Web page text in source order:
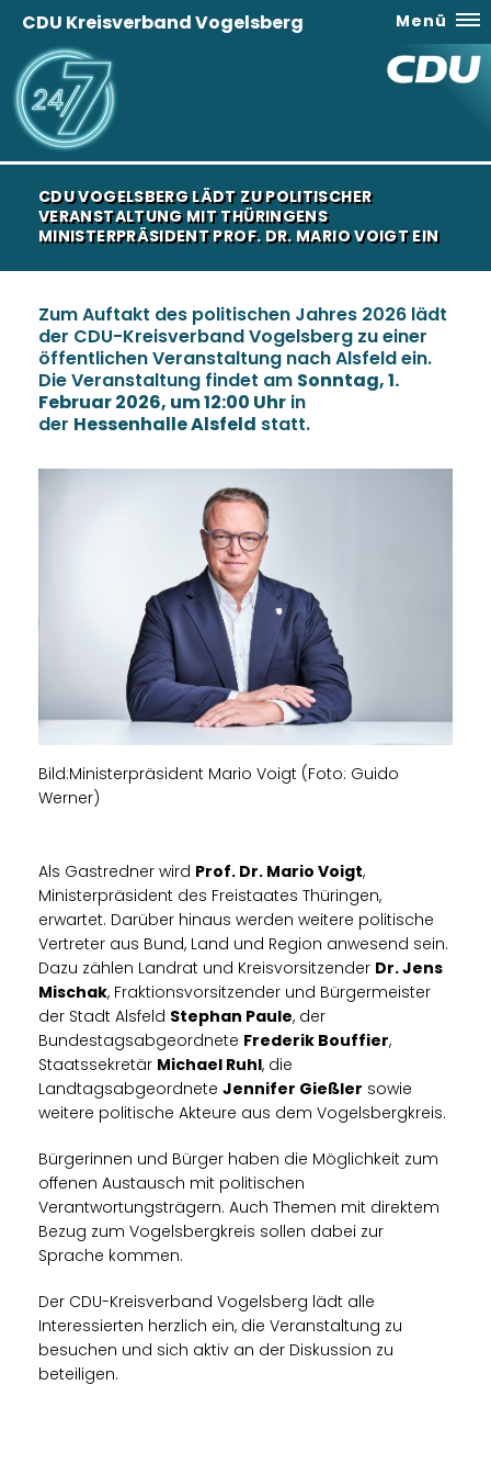
CDU Kreisverband Vogelsberg Menü
CDU VOGELSBERG LÄDT ZU POLITISCHER
VERANSTALTUNG MIT THÜRINGENS
MINISTERPRÄSIDENT PROF. DR. MARIO VOIGT EIN
Zum Auftakt des politischen Jahres 2026 lädt
der CDU-Kreisverband Vogelsberg zu einer
öffentlichen Veranstaltung nach Alsfeld ein.
Die Veranstaltung findet am Sonntag, 1.
Februar 2026, um 12:00 Uhr in
der Hessenhalle Alsfeld statt.
Bild:Ministerpräsident Mario Voigt (Foto: Guido
Werner)
Als Gastredner wird Prof. Dr. Mario Voigt,
Ministerpräsident des Freistaates Thüringen,
erwartet. Darüber hinaus werden weitere politische
Vertreter aus Bund, Land und Region anwesend sein.
Dazu zählen Landrat und Kreisvorsitzender Dr. Jens
Mischak, Fraktionsvorsitzender und Bürgermeister
der Stadt Alsfeld Stephan Paule, der
Bundestagsabgeordnete Frederik Bouffier,
Staatssekretär Michael Ruhl, die
Landtagsabgeordnete Jennifer Gießler sowie
weitere politische Akteure aus dem Vogelsbergkreis.
Bürgerinnen und Bürger haben die Möglichkeit zum
offenen Austausch mit politischen
Verantwortungsträgern. Auch Themen mit direktem
Bezug zum Vogelsbergkreis sollen dabei zur
Sprache kommen.
Der CDU-Kreisverband Vogelsberg lädt alle
Interessierten herzlich ein, die Veranstaltung zu
besuchen und sich aktiv an der Diskussion zu
beteiligen.